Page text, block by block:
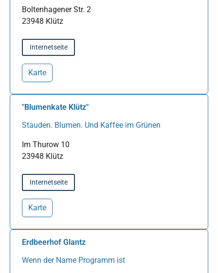
Boltenhagener Str. 2
23948 Klütz
Internetseite
Karte
"Blumenkate Klütz"
Stauden. Blumen. Und Kaffee im Grünen
Im Thurow 10
23948 Klütz
Internetseite
Karte
Erdbeerhof Glantz
Wenn der Name Programm ist